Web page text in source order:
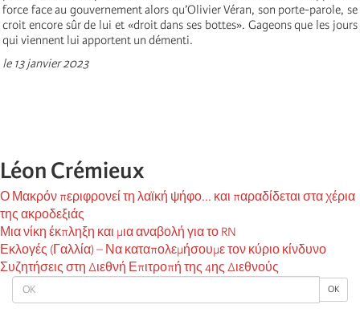
OK OK
force face au gouvernement alors qu’Olivier Véran, son porte-parole, se
croit encore sûr de lui et «droit dans ses bottes». Gageons que les jours
qui viennent lui apportent un démenti.
le 13 janvier 2023
Léon Crémieux
Ο Μακρόν περιφρονεί τη λαϊκή ψήφο... και παραδίδεται στα χέρια
της ακροδεξιάς
Μια νίκη έκπληξη και μια αναβολή για το RN
Εκλογές (Γαλλία) – Να καταπολεμήσουμε τον κύριο κίνδυνο
Συζητήσεις στη Διεθνή Επιτροπή της 4ης Διεθνούς